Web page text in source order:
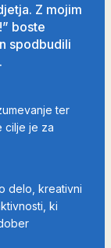
Z mojim
boste
spodbudili
ter
cilje je za
delo, kreativni
ki